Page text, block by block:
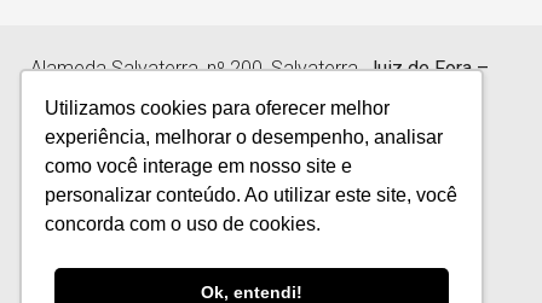
Utilizamos cookies para oferecer melhor
experiência, melhorar o desempenho, analisar
como você interage em nosso site e
personalizar conteúdo. Ao utilizar este site, você
concorda com o uso de cookies.
Ok, entendi!
Alameda Salvaterra, nº 200, Salvaterra,Juiz de Fora –
MG | CEP 36.033-003
Contato: +55 (32) 2101-5050